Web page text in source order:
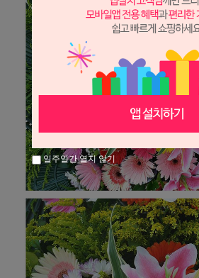
일주일간 열지 않기